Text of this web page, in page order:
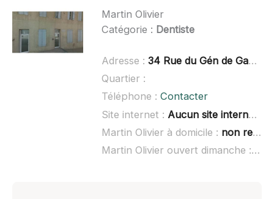
Martin Olivier
Catégorie : Dentiste
Adresse : 34 Rue du Gén de Gaulle, 40400 Tartas
Quartier :
Téléphone : Contacter
Site internet : Aucun site internet connu
Martin Olivier à domicile : non renseigné
Martin Olivier ouvert dimanche :